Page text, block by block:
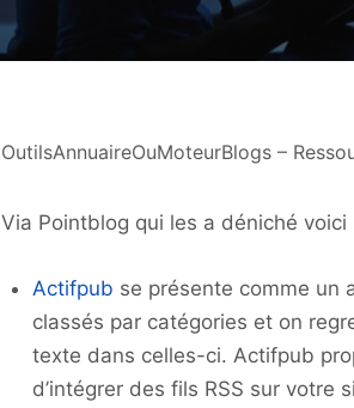
OutilsAnnuaireOuMoteurBlogs –
Via Pointblog qui les a déniché
Actifpub se présente comme un
classés par catégories et on
texte dans celles-ci. Actifpub
d’intégrer des fils RSS sur votre